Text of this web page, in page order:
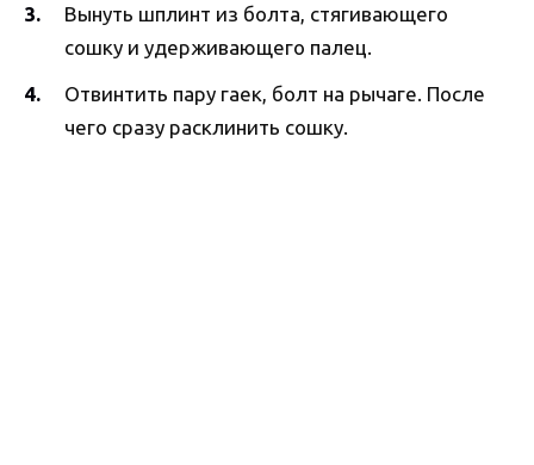
Вынуть шплинт из болта, стягивающего
сошку и удерживающего палец.
Отвинтить пару гаек, болт на рычаге. После
чего сразу расклинить сошку.